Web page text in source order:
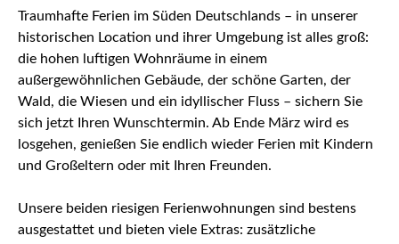
Traumhafte Ferien im Süden Deutschlands – in unserer
historischen Location und ihrer Umgebung ist alles groß:
die hohen luftigen Wohnräume in einem
außergewöhnlichen Gebäude, der schöne Garten, der
Wald, die Wiesen und ein idyllischer Fluss – sichern Sie
sich jetzt Ihren Wunschtermin. Ab Ende März wird es
losgehen, genießen Sie endlich wieder Ferien mit Kindern
und Großeltern oder mit Ihren Freunden.
Unsere beiden riesigen Ferienwohnungen sind bestens
ausgestattet und bieten viele Extras: zusätzliche